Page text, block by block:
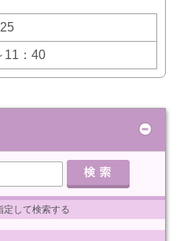
11：40
定して検索する